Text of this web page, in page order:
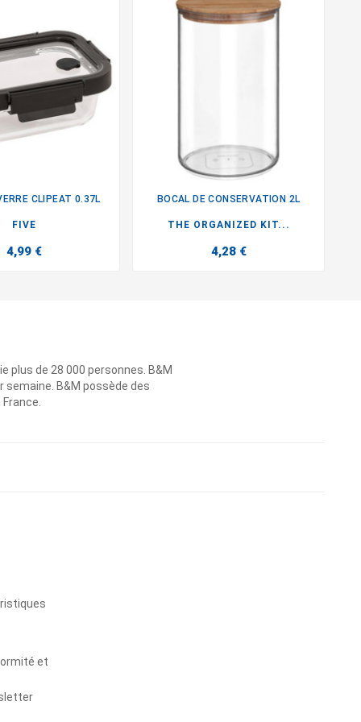
CLIPEAT 0.37L
FIVE
4,99 €
BOCAL DE CONSERVATION 2L
THE ORGANIZED KIT...
4,28 €
plus de 28 000 personnes. B&M
B&M possède des
et